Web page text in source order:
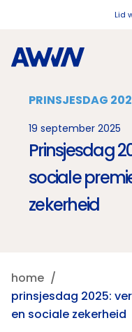
Lid
PRINSJESDAG
19 september 2025
Prinsjesdag
sociale
zekerheid
home
prinsjesdag 2025:
en sociale zekerheid